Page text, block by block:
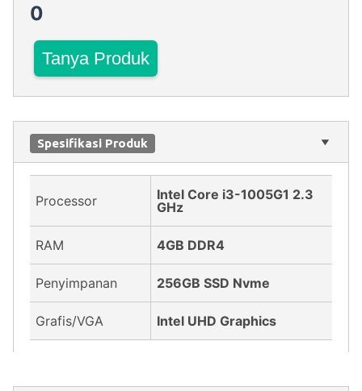
0
Tanya Produk
Spesifikasi Produk
Processor
Intel Core i3-1005G1 2.3
GHz
RAM 4GB DDR4
Penyimpanan 256GB SSD Nvme
Grafis/VGA Intel UHD Graphics